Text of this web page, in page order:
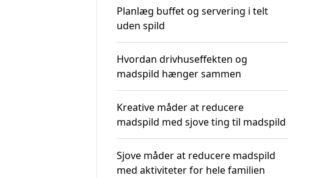
Planlæg buffet og servering i telt
uden spild
Hvordan drivhuseffekten og
madspild hænger sammen
Kreative måder at reducere
madspild med sjove ting til madspild
Sjove måder at reducere madspild
med aktiviteter for hele familien